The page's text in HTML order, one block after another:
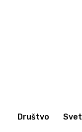
Društvo Svet